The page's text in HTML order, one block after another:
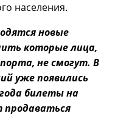
населения.
новые
которые лица,
не смогут. В
уже появились
билеты на